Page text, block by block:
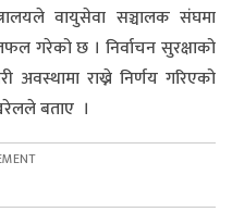
वायुसेवा सञ्चालक संघमा
गरेको छ । निर्वाचन सुरक्षाको
राख्ने निर्णय गरिएको
बताए ।